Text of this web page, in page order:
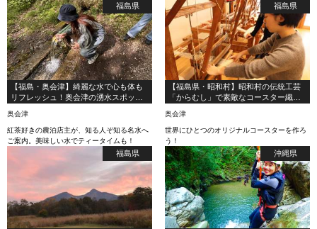
福島県
【福島・奥会津】綺麗な水で心も体も
リフレッシュ！奥会津の湧水スポット
奥会津
紅茶好きの農泊店主が、知る人ぞ知る名水へ
ご案内。美味しい水でティータイムも！
福島県
【福島県・昭和村】昭和村の伝統工芸
「からむし」で素敵なコースター織り
奥会津
世界にひとつのオリジナルコースターを作ろ
う！
福島県 沖縄県